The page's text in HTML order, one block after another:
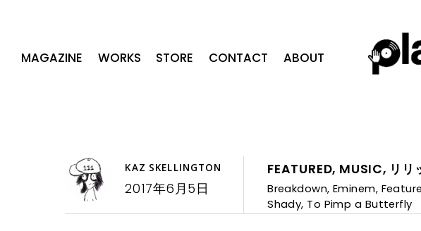
MAGAZINE WORKS STORE CONTACT ABOUT
KAZ SKELLINGTON
2017年6月5日
FEATURED, MUSIC, リリ
Breakdown, Eminem,
Shady, To Pimp a Butterfly